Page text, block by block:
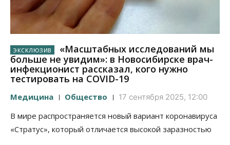
«Масштабных исследований мы
больше не увидим»: в Новосибирске врач-
инфекционист рассказал, кого нужно
тестировать на COVID-19
Медицина Общество 17 сентября 2025, 12:00
В мире распространяется новый вариант коронавируса
«Стратус», который отличается высокой заразностью